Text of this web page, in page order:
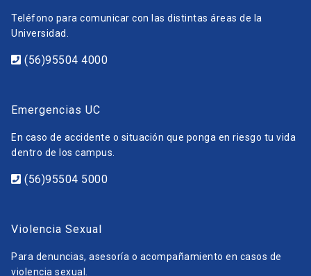
Teléfono para comunicar con las distintas áreas de la
Universidad.
(56)95504 4000
Emergencias UC
En caso de accidente o situación que ponga en riesgo tu vida
dentro de los campus.
(56)95504 5000
Violencia Sexual
Para denuncias, asesoría o acompañamiento en casos de
violencia sexual.